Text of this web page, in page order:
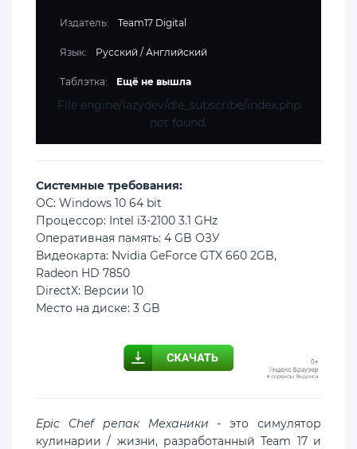
Издатель: Team17 Digital
Язык: Русский / Английский
Таблэтка: Ещё не вышла
File engine/lazydev/dle_subscribe/index.php
not found.
Cистемные требования:
ОС: Windows 10 64 bit
Процессор: Intel i3-2100 3.1 GHz
Оперативная память: 4 GB ОЗУ
Видеокарта: Nvidia GeForce GTX 660 2GB,
Radeon HD 7850
DirectX: Версии 10
Место на диске: 3 GB
Epic Chef репак Механики - это симулятор
кулинарии / жизни, разработанный Team 17 и